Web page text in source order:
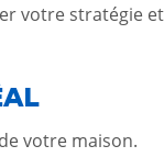
votre stratégie et
votre maison.